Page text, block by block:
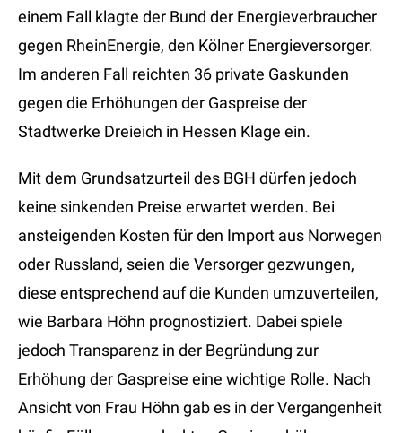
einem Fall klagte der Bund der Energieverbraucher
gegen RheinEnergie, den Kölner Energieversorger.
Im anderen Fall reichten 36 private Gaskunden
gegen die Erhöhungen der Gaspreise der
Stadtwerke Dreieich in Hessen Klage ein.
Mit dem Grundsatzurteil des BGH dürfen jedoch
keine sinkenden Preise erwartet werden. Bei
ansteigenden Kosten für den Import aus Norwegen
oder Russland, seien die Versorger gezwungen,
diese entsprechend auf die Kunden umzuverteilen,
wie Barbara Höhn prognostiziert. Dabei spiele
jedoch Transparenz in der Begründung zur
Erhöhung der Gaspreise eine wichtige Rolle. Nach
Ansicht von Frau Höhn gab es in der Vergangenheit